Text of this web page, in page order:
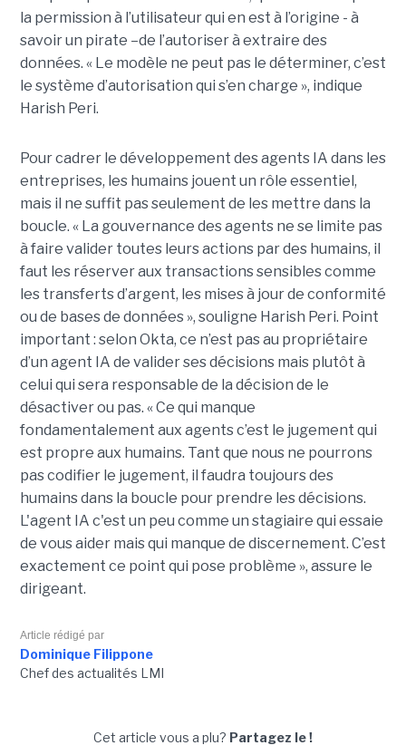
la permission à l’utilisateur qui en est à l’origine - à
savoir un pirate –de l’autoriser à extraire des
données. « Le modèle ne peut pas le déterminer, c’est
le système d’autorisation qui s’en charge », indique
Harish Peri.
Pour cadrer le développement des agents IA dans les
entreprises, les humains jouent un rôle essentiel,
mais il ne suffit pas seulement de les mettre dans la
boucle. « La gouvernance des agents ne se limite pas
à faire valider toutes leurs actions par des humains, il
faut les réserver aux transactions sensibles comme
les transferts d’argent, les mises à jour de conformité
ou de bases de données », souligne Harish Peri. Point
important : selon Okta, ce n’est pas au propriétaire
d’un agent IA de valider ses décisions mais plutôt à
celui qui sera responsable de la décision de le
désactiver ou pas. « Ce qui manque
fondamentalement aux agents c’est le jugement qui
est propre aux humains. Tant que nous ne pourrons
pas codifier le jugement, il faudra toujours des
humains dans la boucle pour prendre les décisions.
L'agent IA c'est un peu comme un stagiaire qui essaie
de vous aider mais qui manque de discernement. C’est
exactement ce point qui pose problème », assure le
dirigeant.
Article rédigé par
Dominique Filippone
Chef des actualités LMI
Cet article vous a plu? Partagez le !